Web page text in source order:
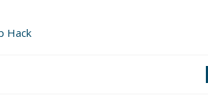
Hack